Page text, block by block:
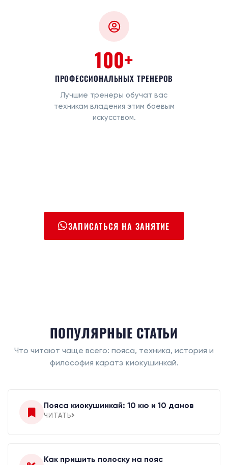
100+
ПРОФЕССИОНАЛЬНЫХ ТРЕНЕРОВ
Лучшие тренеры обучат вас
техникам владения этим боевым
искусством.
ЗАПИСАТЬСЯ НА ЗАНЯТИЕ
ПОПУЛЯРНЫЕ СТАТЬИ
Что читают чаще всего: пояса, техника, история и
философия каратэ киокушинкай.
Пояса киокушинкай: 10 кю и 10 данов
ЧИТАТЬ
Как пришить полоску на пояс